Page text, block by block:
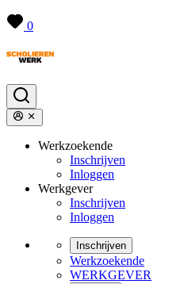
0
Werkzoekende
Inschrijven
Inloggen
Werkgever
Inschrijven
Inloggen
Inschrijven
Werkzoekende
WERKGEVER